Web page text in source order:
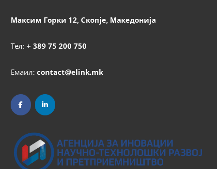
Максим Горки 12, Скопје, Македонија
Тел: + 389 75 200 750
Емаил: contact@elink.mk